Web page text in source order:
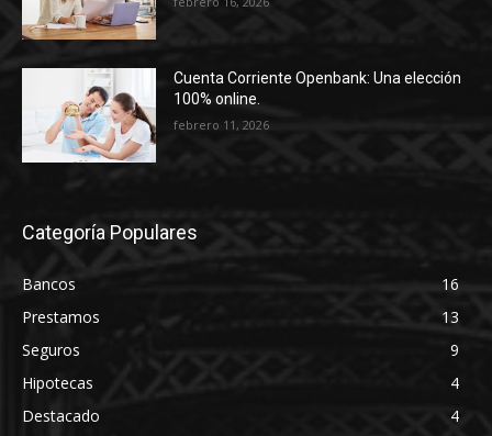
Cuenta Corriente Openbank: Una elección
100% online.
febrero 11, 2026
Categoría Populares
Bancos
16
Prestamos
13
Seguros
9
Hipotecas
4
Destacado
4